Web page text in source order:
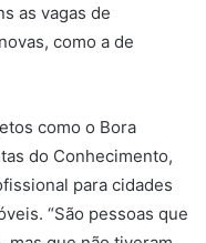
as vagas de
como a de
como o Bora
do Conhecimento,
para cidades
“São pessoas que